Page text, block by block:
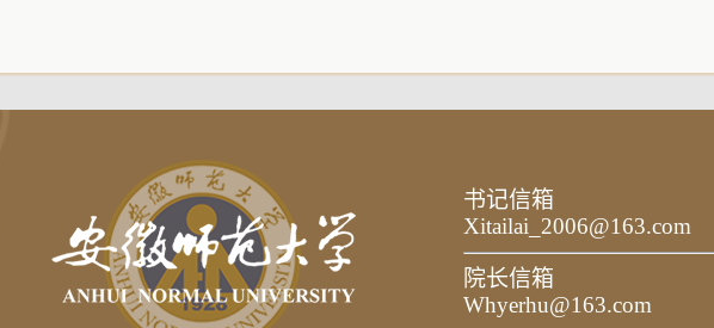
书记信箱
Xitailai_2006@163.com
院长信箱
Whyerhu@163.com